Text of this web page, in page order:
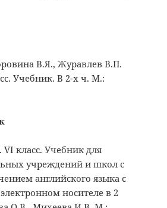
В.Я., Журавлев В.П.
Учебник. В 2-х ч. М.:
класс. Учебник для
учреждений и школ с
английского языка с
носителе в 2